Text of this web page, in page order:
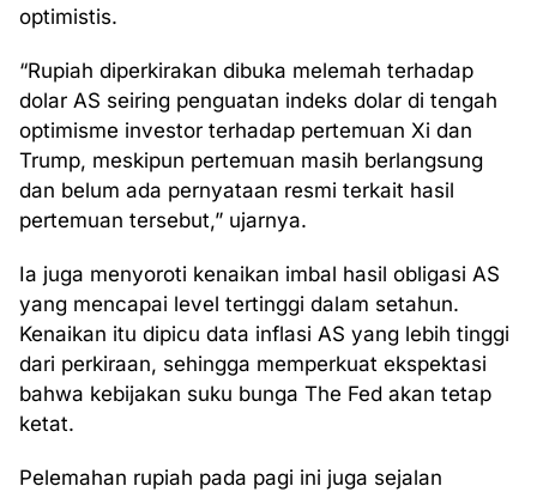
optimistis.
“Rupiah diperkirakan dibuka melemah terhadap
dolar AS seiring penguatan indeks dolar di tengah
optimisme investor terhadap pertemuan Xi dan
Trump, meskipun pertemuan masih berlangsung
dan belum ada pernyataan resmi terkait hasil
pertemuan tersebut,” ujarnya.
Ia juga menyoroti kenaikan imbal hasil obligasi AS
yang mencapai level tertinggi dalam setahun.
Kenaikan itu dipicu data inflasi AS yang lebih tinggi
dari perkiraan, sehingga memperkuat ekspektasi
bahwa kebijakan suku bunga The Fed akan tetap
ketat.
Pelemahan rupiah pada pagi ini juga sejalan